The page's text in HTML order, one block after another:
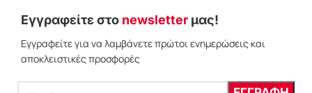
Εγγραφείτε στο newsletter μας!
Εγγραφείτε για να λαμβάνετε πρώτοι ενημερώσεις και
αποκλειστικές προσφορές